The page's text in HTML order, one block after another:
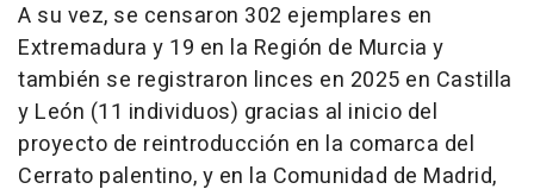
A su vez, se censaron 302 ejemplares en
Extremadura y 19 en la Región de Murcia y
también se registraron linces en 2025 en Castilla
y León (11 individuos) gracias al inicio del
proyecto de reintroducción en la comarca del
Cerrato palentino, y en la Comunidad de Madrid,